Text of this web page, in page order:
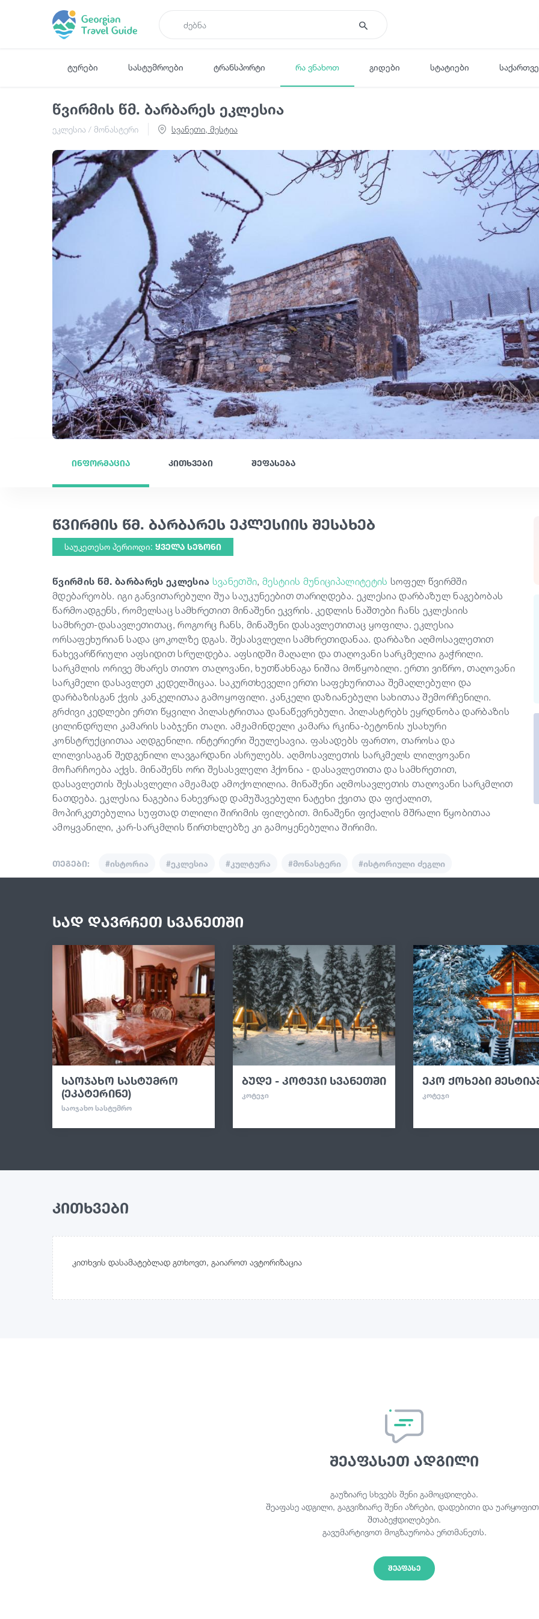
ტურები სასტუმროები ტრანსპორტი რა ვნახოთ გიდები სტატიები
წვირმის წმ. ბარბარეს ეკლესია
ეკლესია / მონასტერი სვანეთი, მესტია
ინფორმაცია კითხვები შეფასება
წვირმის წმ. ბარბარეს ეკლესიის შესახებ
საუკეთესო პერიოდი: ᲧᲕᲔᲚᲐ ᲡᲔᲖᲝᲜᲘ
წვირმის წმ. ბარბარეს ეკლესია სვანეთში, მესტიის მუნიციპალიტეტის სოფელ წვირმში
მდებარეობს. იგი განვითარებული შუა საუკუნეებით თარიღდება. ეკლესია დარბაზულ ნაგებობას
წარმოადგენს, რომელსაც სამხრეთით მინაშენი ეკვრის. კედლის ნაშთები ჩანს ეკლესიის
სამხრეთ-დასავლეთითაც, როგორც ჩანს, მინაშენი დასავლეთითაც ყოფილა. ეკლესია
ორსაფეხურიან სადა ცოკოლზე დგას. შესასვლელი სამხრეთიდანაა. დარბაზი აღმოსავლეთით
ნახევარწრიული აფსიდით სრულდება. აფსიდში მაღალი და თაღოვანი სარკმელია გაჭრილი.
სარკმლის ორივე მხარეს თითო თაღოვანი, ხუთწახნაგა ნიშია მოწყობილი. ერთი ვიწრო, თაღოვანი
სარკმელი დასავლეთ კედელშიცაა. საკურთხეველი ერთი საფეხურითაა შემაღლებული და
დარბაზისგან ქვის კანკელითაა გამოყოფილი. კანკელი დაზიანებული სახითაა შემორჩენილი.
გრძივი კედლები ერთი წყვილი პილასტრითაა დანაწევრებული. პილასტრებს ეყრდნობა დარბაზის
ცილინდრული კამარის საბჯენი თაღი. ამჟამინდელი კამარა რკინა-ბეტონის უსახური
კონსტრუქციითაა აღდგენილი. ინტერიერი შეულესავია. ფასადებს ფართო, თაროსა და
ლილვისაგან შედგენილი ლავგარდანი ასრულებს. აღმოსავლეთის სარკმელს ლილვოვანი
მოჩარჩოება აქვს. მინაშენს ორი შესასვლელი ჰქონია - დასავლეთითა და სამხრეთით,
დასავლეთის შესასვლელი ამჟამად ამოქოლილია. მინაშენი აღმოსავლეთის თაღოვანი სარკმლით
ნათდება. ეკლესია ნაგებია ნახევრად დამუშავებული ნატეხი ქვითა და ფიქალით,
მოპირკეთებულია სუფთად თლილი შირიმის ფილებით. მინაშენი ფიქალის მშრალი წყობითაა
ამოყვანილი, კარ-სარკმლის წირთხლებზე კი გამოყენებულია შირიმი.
თეგები: #ისტორია #ეკლესია #კულტურა #მონასტერი #ისტორიული ძეგლი
სად დავრჩეთ სვანეთში
საოჯახო სასტუმრო
(ეკატერინე)
ᲡᲐᲝᲯᲐᲮᲝ ᲡᲐᲡᲢᲣᲛᲠᲝ
ბუდე - კოტეჯი სვანეთში
ᲙᲝᲢᲔᲯᲘ
ეკო ქოხები
ᲙᲝᲢᲔᲯᲘ
კითხვები
კითხვის დასამატებლად გთხოვთ, გაიაროთ ავტორიზაცია
შეაფასეთ ადგილი
გაუზიარე სხვებს შენი გამოცდილება.
შეაფასე ადგილი, გაგვიზიარე შენი აზრები, დადებითი და
შთაბეჭდილებები.
გავუმარტივოთ მოგზაურობა ერთმანეთს.
ᲨᲔᲐᲤᲐᲡᲔ